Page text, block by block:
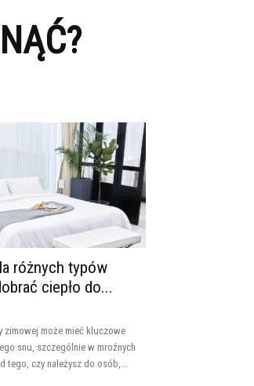
różnych typów
ciepło do...
zimowej może mieć kluczowe
snu, szczególnie w mroźnych
tego, czy należysz do osób,...